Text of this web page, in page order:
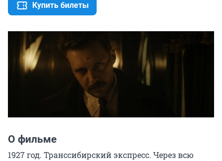
Купить билеты
О фильме
1927 год. Транссибирский экспресс. Через всю